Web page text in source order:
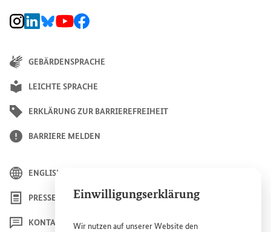
Einwilligungserklärung
Wir nutzen auf unsererWebsite den
BMZ Instagram-Kanal, Externer Link
BMZ LinkedIn Unternehmensseite, Externer Link
BMZ Bluesky-Seite, Externer Link
BMZ Youtube-Kanal, Externer Link
BMZ Facebook-Seite, Externer Link
GEBÄRDENSPRACHE
LEICHTE SPRACHE
ERKLÄRUNG ZUR BARRIEREFREIHEIT
BARRIERE MELDEN
ENGLISH
PRESSE
KONTAKT